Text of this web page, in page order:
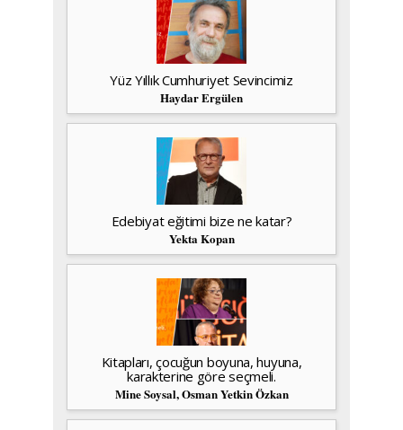
Yüz Yıllık Cumhuriyet Sevincimiz
Haydar Ergülen
Edebiyat eğitimi bize ne katar?
Yekta Kopan
Kitapları, çocuğun boyuna, huyuna,
karakterine göre seçmeli.
Mine Soysal, Osman Yetkin Özkan